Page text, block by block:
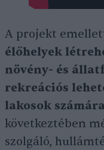
A projekt
élőhelyek
növény- és
rekreációs
lakosok
következtében
szolgáló,